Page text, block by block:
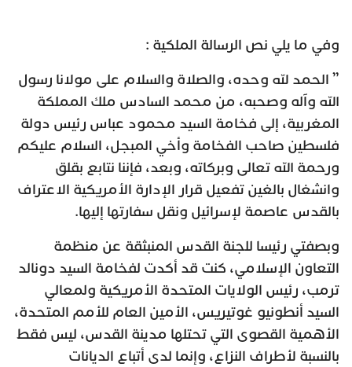
وفي ما يلي نص الرسالة الملكية :
” الحمد لله وحده، والصلاة والسلام على مولانا رسول
الله وآله وصحبه، من محمد السادس ملك المملكة
المغربية، إلى فخامة السيد محمود عباس رئيس دولة
فلسطين صاحب الفخامة وأخي المبجل، السلام عليكم
ورحمة الله تعالى وبركاته، وبعد، فإننا نتابع بقلق
وانشغال بالغين تفعيل قرار الإدارة الأمريكية الاعتراف
بالقدس عاصمة لإسرائيل ونقل سفارتها إليها.
وبصفتي رئيسا للجنة القدس المنبثقة عن منظمة
التعاون الإسلامي، كنت قد أكدت لفخامة السيد دونالد
ترمب، رئيس الولايات المتحدة الأمريكية ولمعالي
السيد أنطونيو غوتيريس، الأمين العام للأمم المتحدة،
الأهمية القصوى التي تحتلها مدينة القدس، ليس فقط
بالنسبة لأطراف النزاع، وإنما لدى أتباع الديانات